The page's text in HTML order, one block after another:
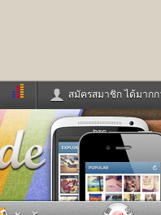
สมัครสมาชิก ได้มาก
ข่าวดารา
ฟังเพลง
แชทหมากฮอส
แต่งงาน
สุขภาพ
เข้าระบบด้ว
Email
Password